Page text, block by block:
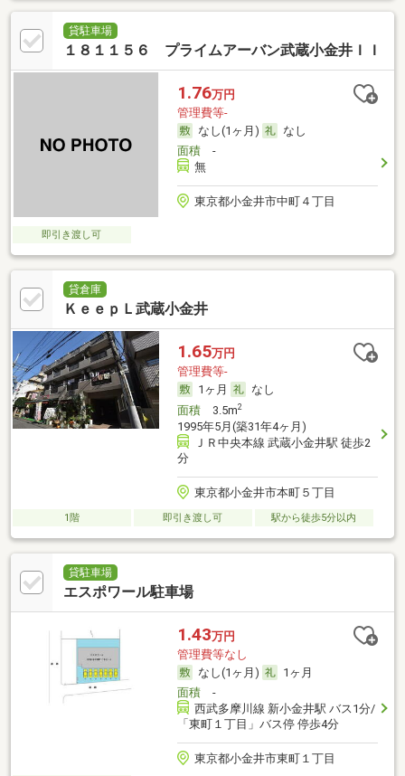
貸駐車場
１８１１５６ プライムアーバン武蔵小金井ＩＩ
1.76万円
管理費等-
なし(1ヶ月)
なし
面積-
無
東京都小金井市中町４丁目
即引き渡し可
貸倉庫
ＫｅｅｐＬ武蔵小金井
1.65万円
管理費等-
1ヶ月
なし
面積3.5m2
1995年5月(築31年4ヶ月)
ＪＲ中央本線 武蔵小金井駅 徒歩2
分
東京都小金井市本町５丁目
1階 即引き渡し可 駅から徒歩5分以内
貸駐車場
エスポワール駐車場
1.43万円
管理費等なし
なし(1ヶ月)
1ヶ月
面積-
西武多摩川線 新小金井駅 バス1分/
「東町１丁目」バス停 停歩4分
東京都小金井市東町１丁目